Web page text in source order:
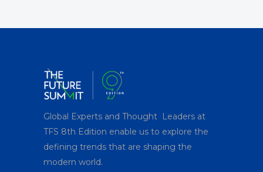
Global Experts and Thought Leaders at
TFS 8th Edition enable us to explore the
defining trends that are shaping the
modern world.